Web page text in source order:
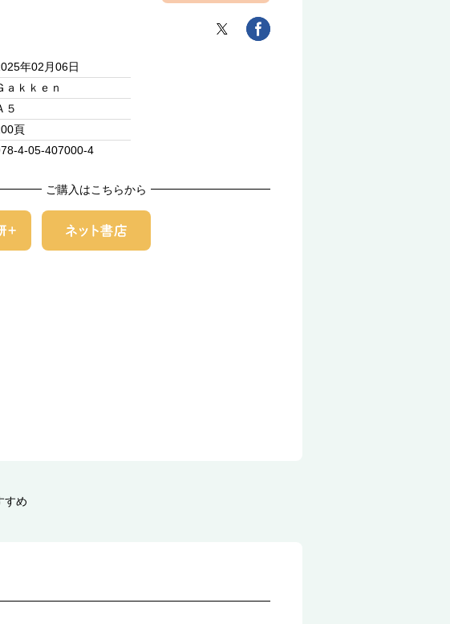
年02月06日
ａｋｋｅｎ
５
頁
4-05-407000-4
ご購入はこちらから
すめ